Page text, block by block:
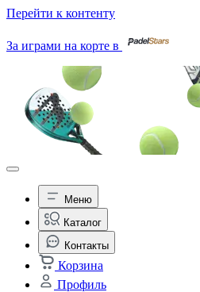
Перейти к контенту
За играми на корте в
Меню
Каталог
Контакты
Корзина
Профиль